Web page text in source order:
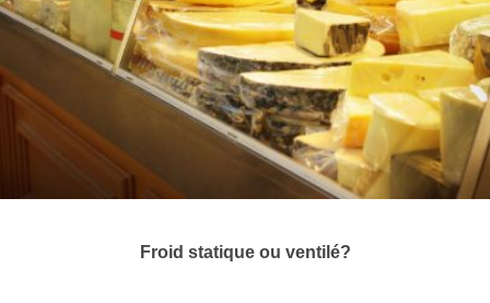
Froid statique ou ventilé?